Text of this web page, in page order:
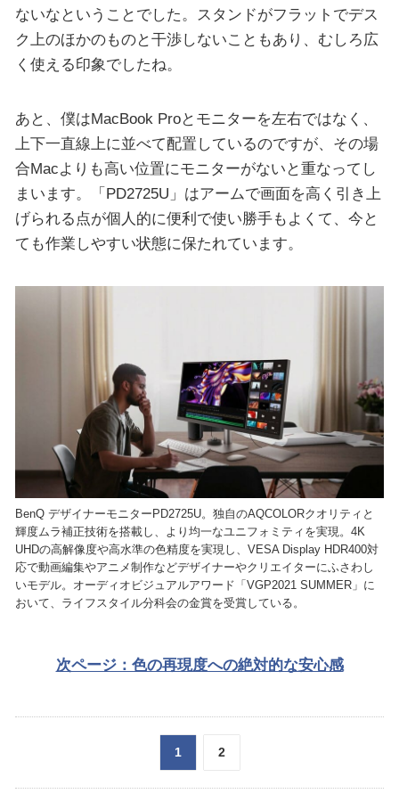
ないなということでした。スタンドがフラットでデス
ク上のほかのものと干渉しないこともあり、むしろ広
く使える印象でしたね。
あと、僕はMacBook Proとモニターを左右ではなく、
上下一直線上に並べて配置しているのですが、その場
合Macよりも高い位置にモニターがないと重なってし
まいます。「PD2725U」はアームで画面を高く引き上
げられる点が個人的に便利で使い勝手もよくて、今と
ても作業しやすい状態に保たれています。
BenQ デザイナーモニターPD2725U。独自のAQCOLORクオリティと
輝度ムラ補正技術を搭載し、より均一なユニフォミティを実現。4K
UHDの高解像度や高水準の色精度を実現し、VESA Display HDR400対
応で動画編集やアニメ制作などデザイナーやクリエイターにふさわし
いモデル。オーディオビジュアルアワード「VGP2021 SUMMER」に
おいて、ライフスタイル分科会の金賞を受賞している。
次ページ：色の再現度への絶対的な安心感
1 2